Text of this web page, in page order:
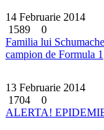
14 Februarie 2014
1589
0
Familia lui
campion de Formula 1
13 Februarie 2014
1704
0
ALERTA!